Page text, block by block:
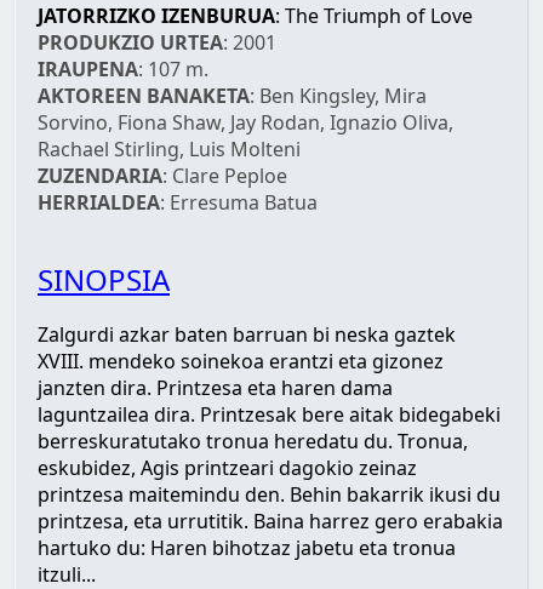
JATORRIZKO IZENBURUA: The Triumph of Love
PRODUKZIO URTEA: 2001
IRAUPENA: 107 m.
AKTOREEN BANAKETA: Ben Kingsley, Mira
Sorvino, Fiona Shaw, Jay Rodan, Ignazio Oliva,
Rachael Stirling, Luis Molteni
ZUZENDARIA: Clare Peploe
HERRIALDEA: Erresuma Batua
SINOPSIA
Zalgurdi azkar baten barruan bi neska gaztek
XVIII. mendeko soinekoa erantzi eta gizonez
janzten dira. Printzesa eta haren dama
laguntzailea dira. Printzesak bere aitak bidegabeki
berreskuratutako tronua heredatu du. Tronua,
eskubidez, Agis printzeari dagokio zeinaz
printzesa maitemindu den. Behin bakarrik ikusi du
printzesa, eta urrutitik. Baina harrez gero erabakia
hartuko du: Haren bihotzaz jabetu eta tronua
itzuli...